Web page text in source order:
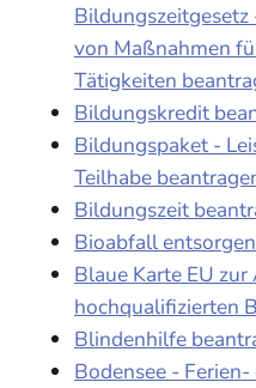
von Maßnahmen
Tätigkeiten
Bildungskredit
Bildungspaket -
Teilhabe
Bildungszeit
Bioabfall entsorgen
Blaue Karte EU
hochqualifizierten
Blindenhilfe
Bodensee -